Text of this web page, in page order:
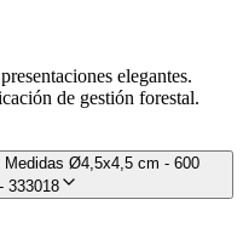
elegantes.
de gestión forestal.
Medidas Ø4,5x4,5 cm - 600
333018